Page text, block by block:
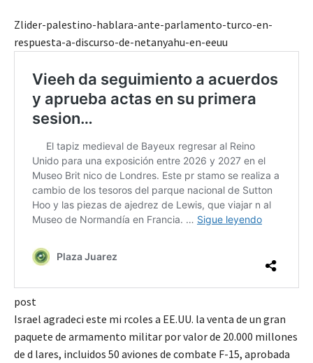
Zlider-palestino-hablara-ante-parlamento-turco-en-
respuesta-a-discurso-de-netanyahu-en-eeuu
post
Israel agradeci este mi rcoles a EE.UU. la venta de un gran
paquete de armamento militar por valor de 20.000 millones
de d lares, incluidos 50 aviones de combate F-15, aprobada